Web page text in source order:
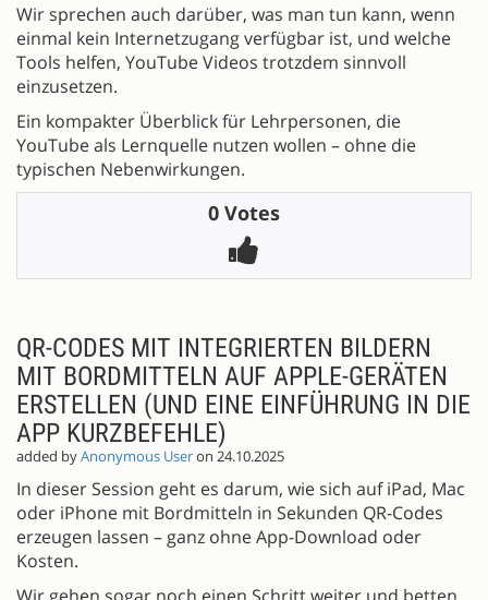
Wir sprechen auch darüber, was man tun kann, wenn
einmal kein Internetzugang verfügbar ist, und welche
Tools helfen, YouTube Videos trotzdem sinnvoll
einzusetzen.
Ein kompakter Überblick für Lehrpersonen, die
YouTube als Lernquelle nutzen wollen – ohne die
typischen Nebenwirkungen.
0 Votes
QR-CODES MIT INTEGRIERTEN BILDERN
MIT BORDMITTELN AUF APPLE-GERÄTEN
ERSTELLEN (UND EINE EINFÜHRUNG IN DIE
APP KURZBEFEHLE)
added byAnonymous Useron 24.10.2025
In dieser Session geht es darum, wie sich auf iPad, Mac
oder iPhone mit Bordmitteln in Sekunden QR-Codes
erzeugen lassen – ganz ohne App-Download oder
Kosten.